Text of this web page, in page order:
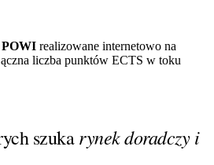
realizowane internetowo na
liczba punktów ECTS w toku
szuka rynek doradczy i